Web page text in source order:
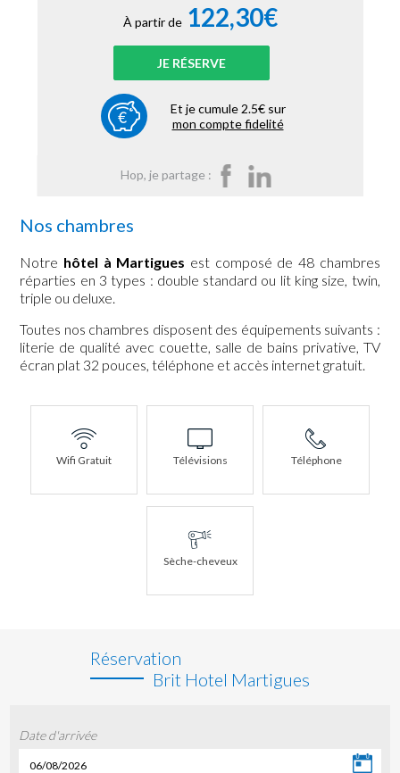
À partir de 122,30€
JE RÉSERVE
Et je cumule 2.5€ sur
mon compte fidelité
Hop, je partage :
Nos chambres
Notre hôtel à Martigues est composé de 48 chambres
réparties en 3 types : double standard ou lit king size, twin,
triple ou deluxe.
Toutes nos chambres disposent des équipements suivants :
literie de qualité avec couette, salle de bains privative, TV
écran plat 32 pouces, téléphone et accès internet gratuit.
Wifi Gratuit Télévisions Téléphone
Sèche-cheveux
Réservation
Brit Hotel Martigues
Date d'arrivée
06/08/2026